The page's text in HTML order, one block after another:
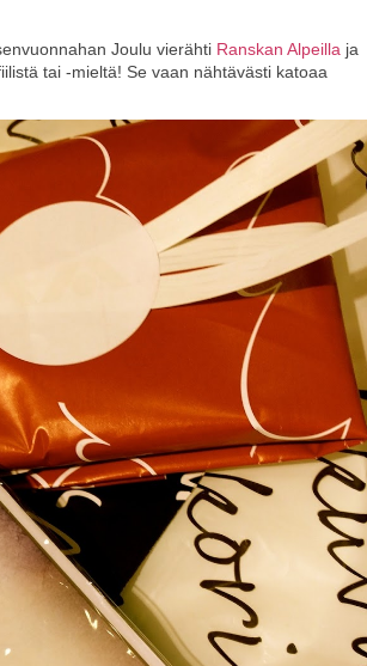
Joulu vierähti Ranskan Alpeilla ja
tai -mieltä! Se vaan nähtävästi katoaa